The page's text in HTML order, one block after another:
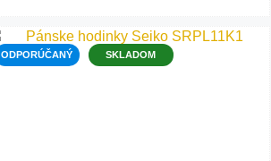
ODPORÚČANÝ SKLADOM